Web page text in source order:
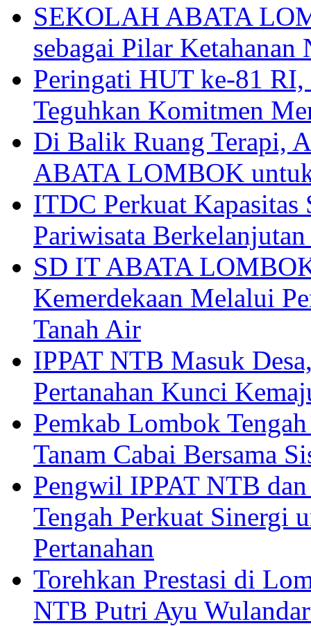
SEKOLAH ABATA
sebagai Pilar Ketahanan
Peringati HUT ke-81
Teguhkan Komitmen
Di Balik Ruang Terapi,
ABATA LOMBOK
ITDC Perkuat
Pariwisata
SD IT ABATA
Kemerdekaan Melalui
Tanah Air
IPPAT NTB Masuk
Pertanahan Kunci
Pemkab Lombok
Tanam Cabai Bersama
Pengwil IPPAT NTB
Tengah Perkuat Sinergi
Pertanahan
Torehkan Prestasi di
NTB Putri Ayu